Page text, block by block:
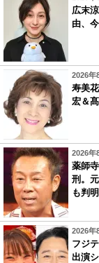
広末
由、
2026年
寿美
宏＆
2026年
薬師
刑。
も判明
2026年
フジ
出演